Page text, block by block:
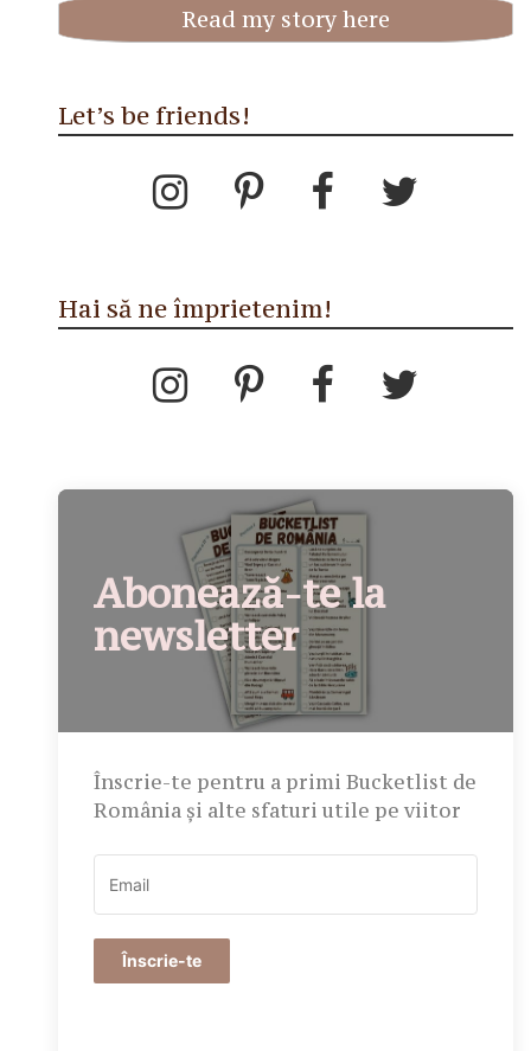
Read my story here
Let’s be friends!
Hai să ne împrietenim!
Abonează-te la
newsletter
Înscrie-te pentru a primi Bucketlist de
România și alte sfaturi utile pe viitor
Înscrie-te